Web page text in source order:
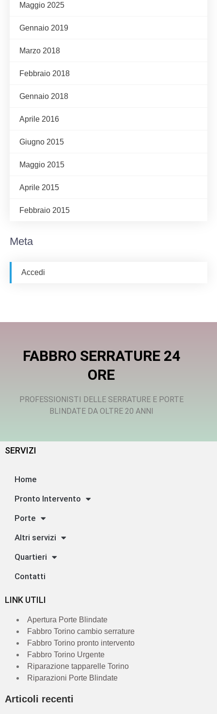
Maggio 2025
Gennaio 2019
Marzo 2018
Febbraio 2018
Gennaio 2018
Aprile 2016
Giugno 2015
Maggio 2015
Aprile 2015
Febbraio 2015
Meta
Accedi
FABBRO SERRATURE 24
ORE
PROFESSIONISTI DELLE SERRATURE E PORTE
BLINDATE DA OLTRE 20 ANNI
SERVIZI
Home
Pronto Intervento
Porte
Altri servizi
Quartieri
Contatti
LINK UTILI
Apertura Porte Blindate
Fabbro Torino cambio serrature
Fabbro Torino pronto intervento
Fabbro Torino Urgente
Riparazione tapparelle Torino
Riparazioni Porte Blindate
Articoli recenti